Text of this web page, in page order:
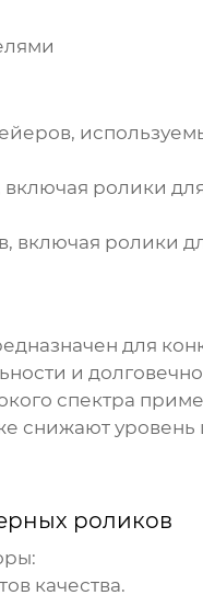
ролики
включая ролики
для
и
спектра
снижают уровень
роликов
качества.